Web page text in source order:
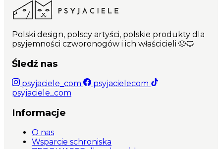
Polski design, polscy artyści, polskie produkty dla
psyjemności czworonogów i ich właścicieli 🐶🐱
Śledź nas
psyjaciele_com
psyjacielecom
psyjaciele_com
Informacje
O nas
Wsparcie schroniska